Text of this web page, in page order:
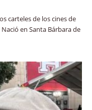
carteles de los cines de
en Santa Bárbara de